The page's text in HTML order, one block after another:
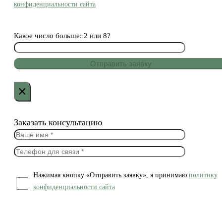
конфиденциальности сайта
Какое число больше: 2 или 8?
×
Заказать консультацию
Нажимая кнопку «Отправить заявку», я принимаю политику
конфиденциальности сайта